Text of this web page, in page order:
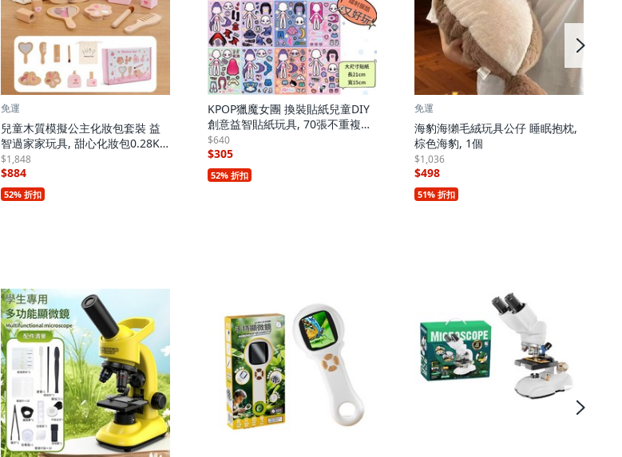
免運
兒童木質模擬公主化妝包套裝 益
智過家家玩具, 甜心化妝包0.28K
G, 1個
$1,848
$884
52% 折扣
KPOP獵魔女團 換裝貼紙兒童DIY
創意益智貼紙玩具, 70張不重複獵
魔女團 A B C D E F G H I, 1套
$640
$305
52% 折扣
免運
海豹海獺毛絨玩具公仔 睡眠抱枕,
棕色海豹, 1個
$1,036
$498
51% 折扣